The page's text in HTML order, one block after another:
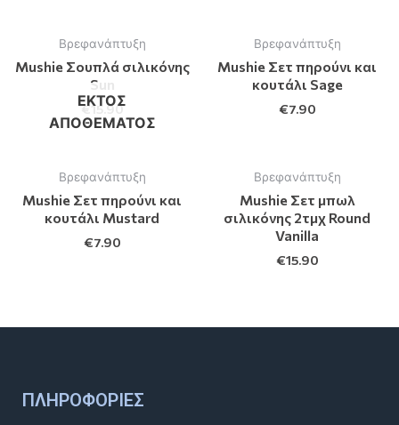
Βρεφανάπτυξη
Mushie Σουπλά σιλικόνης
Sun
€15.90
Βρεφανάπτυξη
Mushie Σετ πηρούνι και
κουτάλι Sage
€7.90
ΕΚΤΌΣ
ΑΠΟΘΈΜΑΤΟΣ
Βρεφανάπτυξη
Mushie Σετ πηρούνι και
κουτάλι Mustard
€7.90
Βρεφανάπτυξη
Mushie Σετ μπωλ
σιλικόνης 2τμχ Round
Vanilla
€15.90
ΠΛΗΡΟΦΟΡΊΕΣ